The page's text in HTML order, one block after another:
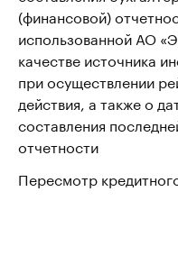
(финансовой)
использованной АО
качестве источника
при осуществлении
действия, а также о
составления
отчетности
Пересмотр